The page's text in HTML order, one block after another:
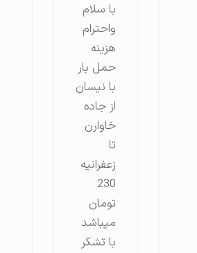
با سلام
واحترام
هزینه
حمل بار
با نیسان
از جاده
خاوارن
زعفرانیه
تومان
میباشد
با تشکر